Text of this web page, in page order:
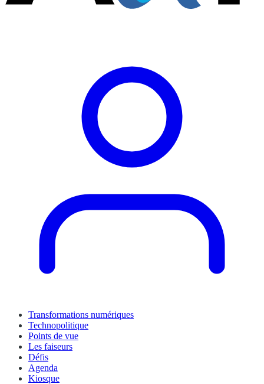
Transformations numériques
Technopolitique
Points de vue
Les faiseurs
Défis
Agenda
Kiosque